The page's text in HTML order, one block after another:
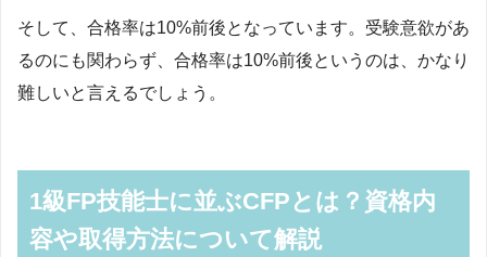
そして、合格率は10%前後となっています。受験意欲があ
るのにも関わらず、合格率は10%前後というのは、かなり
難しいと言えるでしょう。
1級FP技能士に並ぶCFPとは？資格内
容や取得方法について解説